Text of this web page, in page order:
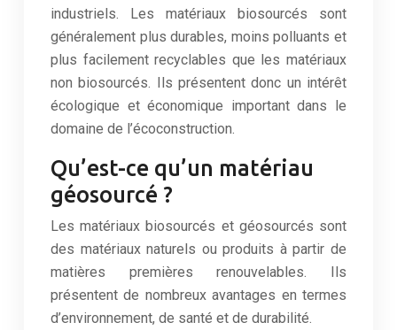
industriels. Les matériaux biosourcés sont
généralement plus durables, moins polluants et
plus facilement recyclables que les matériaux
non biosourcés. Ils présentent donc un intérêt
écologique et économique important dans le
domaine de l’écoconstruction.
Qu’est-ce qu’un matériau
géosourcé ?
Les matériaux biosourcés et géosourcés sont
des matériaux naturels ou produits à partir de
matières premières renouvelables. Ils
présentent de nombreux avantages en termes
d’environnement, de santé et de durabilité.